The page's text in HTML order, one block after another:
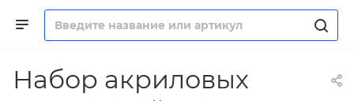
Набор акриловых